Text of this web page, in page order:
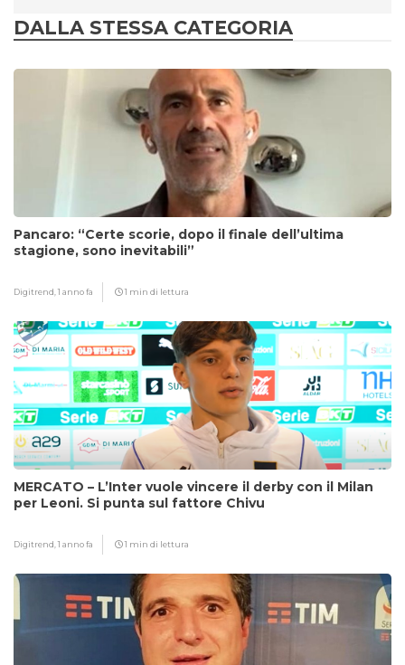
DALLA STESSA CATEGORIA
Pancaro: “Certe scorie, dopo il finale dell’ultima
stagione, sono inevitabili”
Digitrend,1 anno fa 1 min di lettura
MERCATO – L’Inter vuole vincere il derby con il Milan
per Leoni. Si punta sul fattore Chivu
Digitrend,1 anno fa 1 min di lettura